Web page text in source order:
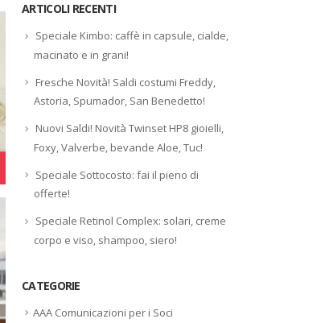
ARTICOLI RECENTI
Speciale Kimbo: caffè in capsule, cialde,
macinato e in grani!
Fresche Novità! Saldi costumi Freddy,
Astoria, Spumador, San Benedetto!
Nuovi Saldi! Novità Twinset HP8 gioielli,
Foxy, Valverbe, bevande Aloe, Tuc!
Speciale Sottocosto: fai il pieno di
offerte!
Speciale Retinol Complex: solari, creme
corpo e viso, shampoo, siero!
CATEGORIE
AAA Comunicazioni per i Soci